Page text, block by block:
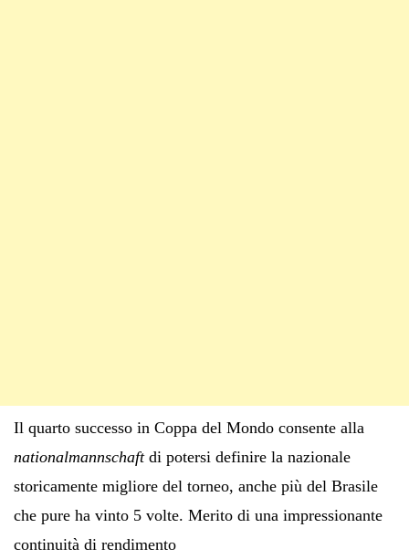
Il quarto successo in Coppa del Mondo consente alla
nationalmannschaftdi potersi definire la nazionale
storicamente migliore del torneo, anche più del Brasile
che pure ha vinto 5 volte. Merito di una impressionante
continuità di rendimento